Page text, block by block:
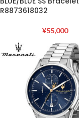
R8873618032
¥55,000